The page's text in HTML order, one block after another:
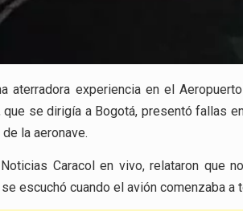
aterradora experiencia en el
que se dirigía a Bogotá, presentó fallas
la aeronave.
Caracol en vivo, relataron que
escuchó cuando el avión comenzaba a